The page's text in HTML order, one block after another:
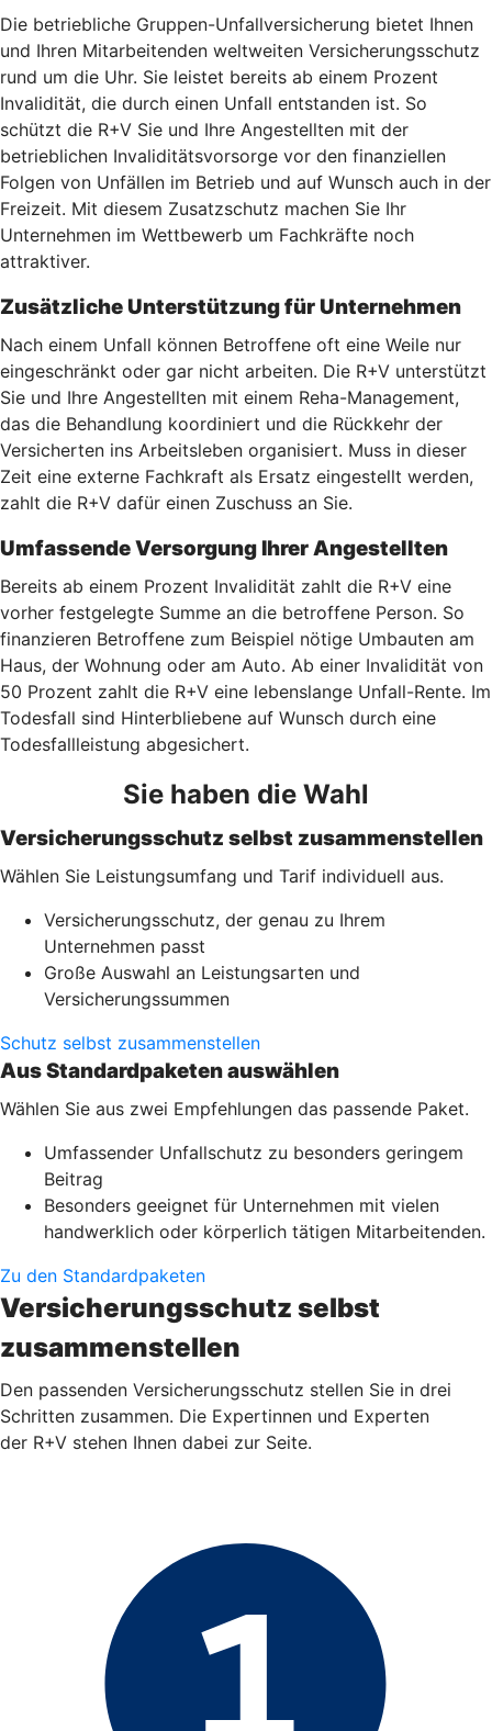
Die betriebliche Gruppen-Unfallversicherung bietet Ihnen
und Ihren Mitarbeitenden weltweiten Versicherungsschutz
rund um die Uhr. Sie leistet bereits ab einem Prozent
Invalidität, die durch einen Unfall entstanden ist. So
schützt die R+V Sie und Ihre Angestellten mit der
betrieblichen Invaliditätsvorsorge vor den finanziellen
Folgen von Unfällen im Betrieb und auf Wunsch auch in der
Freizeit. Mit diesem Zusatzschutz machen Sie Ihr
Unternehmen im Wettbewerb um Fachkräfte noch
attraktiver.
Zusätzliche Unterstützung für Unternehmen
Nach einem Unfall können Betroffene oft eine Weile nur
eingeschränkt oder gar nicht arbeiten. Die R+V unterstützt
Sie und Ihre Angestellten mit einem Reha-Management,
das die Behandlung koordiniert und die Rückkehr der
Versicherten ins Arbeitsleben organisiert. Muss in dieser
Zeit eine externe Fachkraft als Ersatz eingestellt werden,
zahlt die R+V dafür einen Zuschuss an Sie.
Umfassende Versorgung Ihrer Angestellten
Bereits ab einem Prozent Invalidität zahlt die R+V eine
vorher festgelegte Summe an die betroffene Person. So
finanzieren Betroffene zum Beispiel nötige Umbauten am
Haus, der Wohnung oder am Auto. Ab einer Invalidität von
50 Prozent zahlt die R+V eine lebenslange Unfall-Rente. Im
Todesfall sind Hinterbliebene auf Wunsch durch eine
Todesfallleistung abgesichert.
Sie haben die Wahl
Versicherungsschutz selbst zusammenstellen
Wählen Sie Leistungsumfang und Tarif individuell aus.
Versicherungsschutz, der genau zu Ihrem
Unternehmen passt
Große Auswahl an Leistungsarten und
Versicherungssummen
Schutz selbst zusammenstellen
Aus Standardpaketen auswählen
Wählen Sie aus zwei Empfehlungen das passende Paket.
Umfassender Unfallschutz zu besonders geringem
Beitrag
Besonders geeignet für Unternehmen mit vielen
handwerklich oder körperlich tätigen Mitarbeitenden.
Zu den Standardpaketen
Versicherungsschutz selbst
zusammenstellen
Den passenden Versicherungsschutz stellen Sie in drei
Schritten zusammen. Die Expertinnen und Experten
der R+V stehen Ihnen dabei zur Seite.